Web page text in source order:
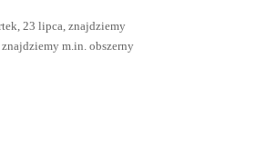
23 lipca, znajdziemy
m.in. obszerny